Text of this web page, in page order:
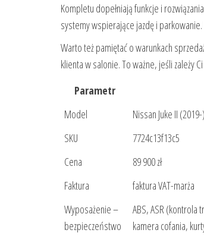
Kompletu dopełniają funkcje i
systemy wspierające jazdę i parkowanie.
Warto też pamiętać o warunkach
klienta w salonie. To ważne, jeśli zależy
Parametr
Model
Nissan Juke II (2019-)
SKU
7724c13f13c5
Cena
89 900 zł
Faktura
faktura VAT-marża
Wyposażenie –
bezpieczeństwo
ABS, ASR (kontrola
kamera cofania,